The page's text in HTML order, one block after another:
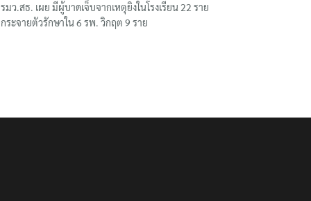
รมว.สธ. เผย มีผู้บาดเจ็บจากเหตุยิงในโรงเรียน 22 ราย
กระจายตัวรักษาใน 6 รพ. วิกฤต 9 ราย